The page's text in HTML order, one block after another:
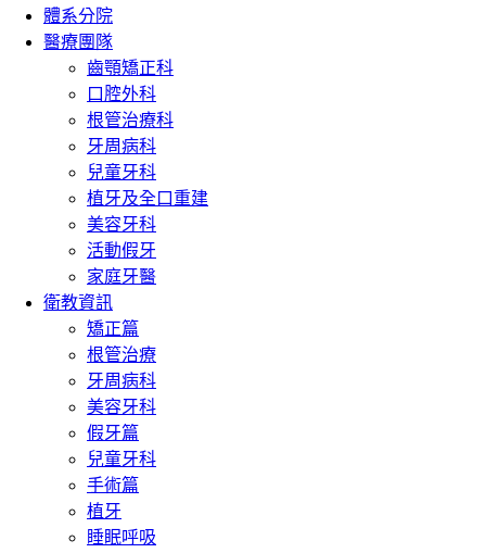
體系分院
醫療團隊
齒顎矯正科
口腔外科
根管治療科
牙周病科
兒童牙科
植牙及全口重建
美容牙科
活動假牙
家庭牙醫
衛教資訊
矯正篇
根管治療
牙周病科
美容牙科
假牙篇
兒童牙科
手術篇
植牙
睡眠呼吸